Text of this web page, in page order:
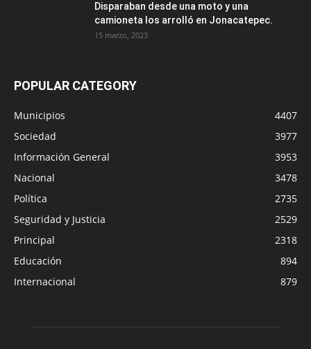
Disparaban desde una moto y una
camioneta los arrolló en Jonacatepec.
15 marzo, 2023
POPULAR CATEGORY
Municipios
4407
Sociedad
3977
Información General
3953
Nacional
3478
Política
2735
Seguridad y Justicia
2529
Principal
2318
Educación
894
Internacional
879